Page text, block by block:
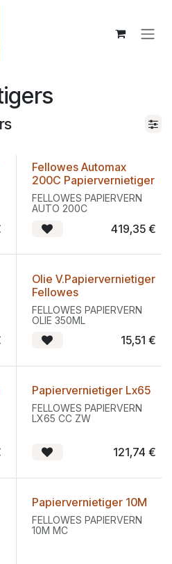
Fellowes Automax
200C Papiervernietiger
FELLOWES PAPIERVERN
AUTO 200C
419,35€
Olie V.Papiervernietiger
Fellowes
FELLOWES PAPIERVERN
OLIE 350ML
15,51 €
Papiervernietiger Lx65
FELLOWES PAPIERVERN
LX65 CC ZW
121,74 €
Papiervernietiger 10M
FELLOWES PAPIERVERN
10M MC